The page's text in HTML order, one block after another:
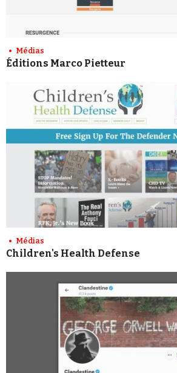
Médias
Éditions Marco Pietteur
Médias
Children's Health Defense